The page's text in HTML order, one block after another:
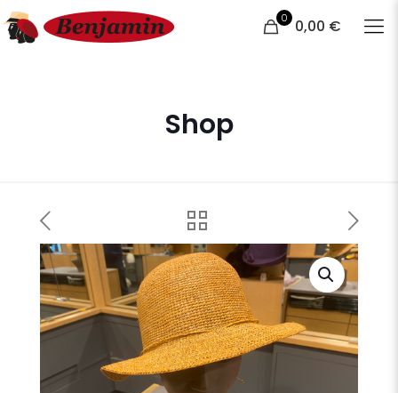
0 0,00 €
Shop